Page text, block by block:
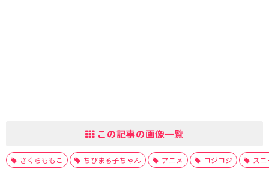
この記事の画像一覧
さくらももこ ちびまる子ちゃん アニメ コジコジ ス